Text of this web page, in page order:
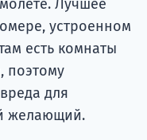
Лучшее
устроенном
есть комнаты
поэтому
для
желающий.